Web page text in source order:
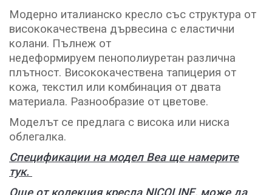
Модерно италианско кресло със структура от
висококачествена дървесина с еластични
колани. Пълнеж от
недеформируем пенополиуретан различна
плътност. Висококачествена тапицерия от
кожа, текстил или комбинация от двата
материала. Разнообразие от цветове.
Моделът се предлага с висока или ниска
облегалка.
Спецификации на модел Bea ще намерите
тук.